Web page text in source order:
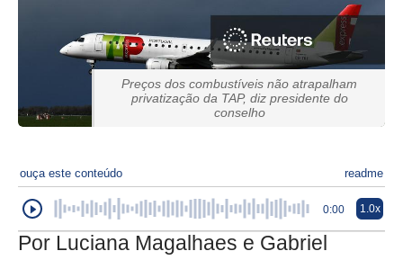
Preços dos combustíveis não atrapalham
privatização da TAP, diz presidente do
conselho
ouça este conteúdo readme
0:00 1.0x
Por Luciana Magalhaes e Gabriel